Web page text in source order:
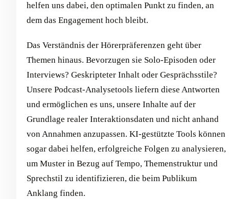
helfen uns dabei, den optimalen Punkt zu finden, an
dem das Engagement hoch bleibt.
Das Verständnis der Hörerpräferenzen geht über
Themen hinaus. Bevorzugen sie Solo-Episoden oder
Interviews? Geskripteter Inhalt oder Gesprächsstile?
Unsere Podcast-Analysetools liefern diese Antworten
und ermöglichen es uns, unsere Inhalte auf der
Grundlage realer Interaktionsdaten und nicht anhand
von Annahmen anzupassen. KI-gestützte Tools können
sogar dabei helfen, erfolgreiche Folgen zu analysieren,
um Muster in Bezug auf Tempo, Themenstruktur und
Sprechstil zu identifizieren, die beim Publikum
Anklang finden.